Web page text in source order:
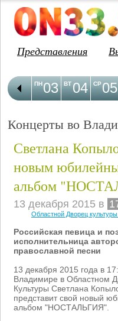
Представления
03
ПН 04
ВТ 05
СР
Концерты во
Светлана
новым
альбом
13 декабря 2015 в
Областной Дворец
Российская певица и
исполнительница
православной песни
13 декабря 2015 года в
Владимире в Областном
Культуры Светлана
представит свой новый
альбом "НОСТАЛЬГИЯ".